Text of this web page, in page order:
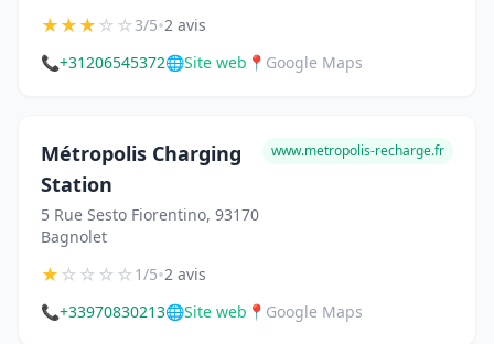
★★★☆☆3/5•2 avis
📞+31206545372🌐Site web 📍 Google Maps
Métropolis Charging
Station
5 Rue Sesto Fiorentino, 93170
Bagnolet
www.metropolis-recharge.fr
★☆☆☆☆1/5•2 avis
📞+33970830213🌐Site web 📍 Google Maps